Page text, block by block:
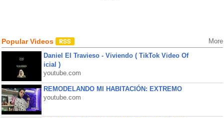
Popular Videos More
Daniel El Travieso - Viviendo ( TikTok Video Of
icial )
youtube.com
REMODELANDO MI HABITACIÓN: EXTREMO
youtube.com